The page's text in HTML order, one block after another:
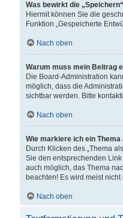
Was bewirkt die
Hiermit können Sie die
Funktion „Gespeicherte
Nach oben
Warum muss mein Beitrag
Die Board-Administration
möglich, dass die
sichtbar werden. Bitte
Nach oben
Wie markiere ich ein Thema
Durch Klicken des „Thema
Sie den entsprechenden
auch möglich, das Thema
beachten! Es wird meist
Nach oben